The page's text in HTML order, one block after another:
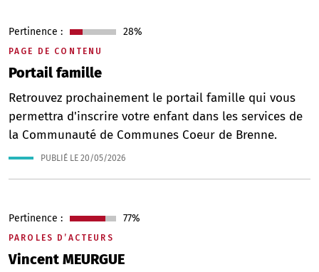
PAGE DE CONTENU
Portail famille
Pertinence : 28%
Retrouvez prochainement le portail famille qui vous
permettra d'inscrire votre enfant dans les services de
la Communauté de Communes Coeur de Brenne.
PUBLIÉ LE 20/05/2026
PAROLES D’ACTEURS
Vincent MEURGUE
Pertinence : 77%